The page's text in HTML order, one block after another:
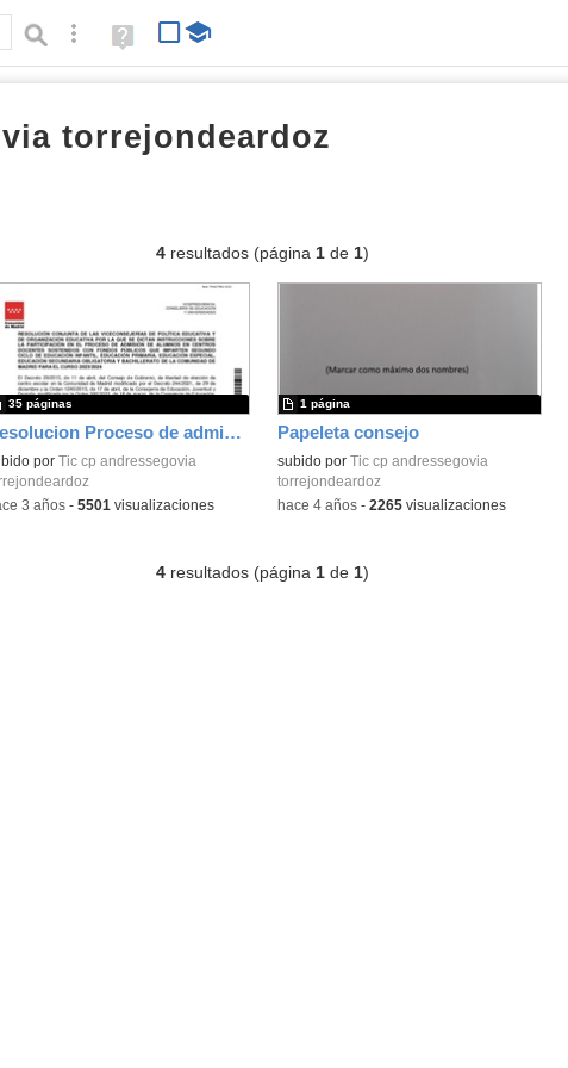
Búsqueda avanzada
Ayuda
(en
torrejondeardoz
4resultados (página 1de 1)
Resolucion Proceso de admisión
por Tic cp andressegovia
35 páginas
3 años- 5501 visualizaciones
Papeleta consejo
subido por Tic cp andressegovia
torrejondeardoz
1 página
-hace 4 años- 2265visualizaciones
4resultados (página 1de 1)